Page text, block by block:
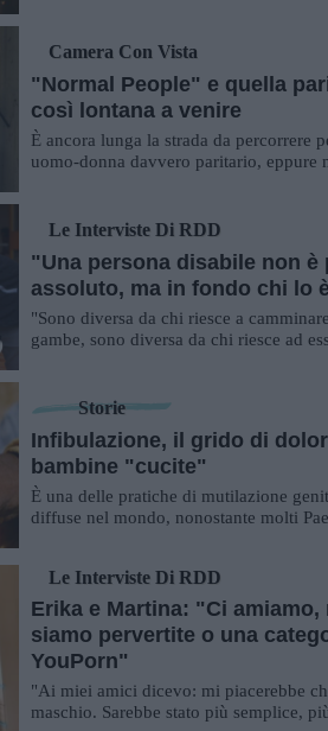
Camera Con Vista
"Normal People" e quella
così lontana a venire
È ancora lunga la strada da percorrere
uomo-donna davvero paritario, eppure
Le Interviste Di RDD
"Una persona disabile non è
assoluto, ma in fondo chi lo
"Sono diversa da chi riesce a
gambe, sono diversa da chi riesce ad
Storie
Infibulazione, il grido di
bambine "cucite"
È una delle pratiche di mutilazione
diffuse nel mondo, nonostante molti
Le Interviste Di RDD
Erika e Martina: "Ci amiamo,
siamo pervertite o una
YouPorn"
"Ai miei amici dicevo: mi piacerebbe
maschio. Sarebbe stato più semplice,